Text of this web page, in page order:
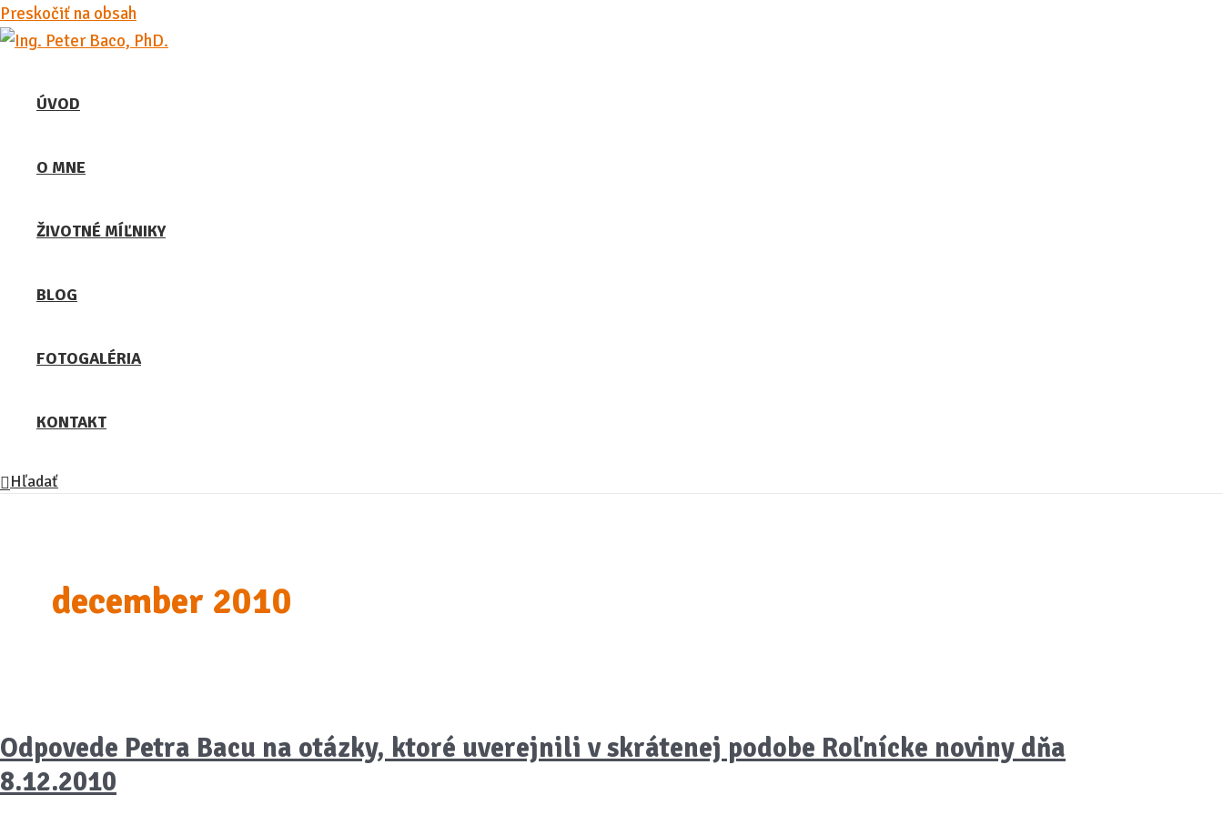
Preskočiť na obsah
ÚVOD
O MNE
ŽIVOTNÉ MÍĽNIKY
BLOG
FOTOGALÉRIA
KONTAKT
Hľadať
december 2010
Odpovede Petra Bacu na otázky, ktoré uverejnili v skrátenej podobe Roľnícke noviny dňa
8.12.2010